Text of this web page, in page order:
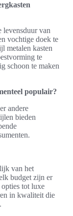
levensduur van
vochtige doek te
metalen kasten
te
schoon te maken
populair?
andere
bieden
van het
budget zijn er
tot luxe
in kwaliteit die